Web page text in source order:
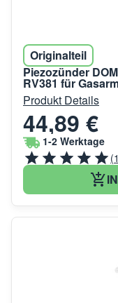
Originalteil
Piezozünder
RV381 für
Produkt Details
44,89 €
1-2 Werktage